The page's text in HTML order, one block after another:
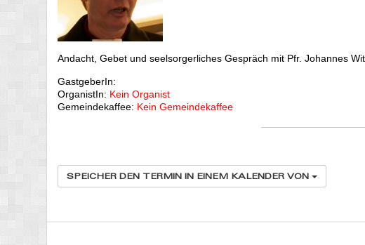
Andacht, Gebet und seelsorgerliches Gespräch mit Pfr. Johannes
GastgeberIn:
OrganistIn: Kein Organist
Gemeindekaffee: Kein Gemeindekaffee
SPEICHER DEN TERMIN IN EINEM KALENDER VON